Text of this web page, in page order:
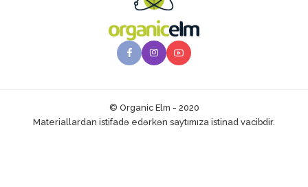
© Organic Elm - 2020
Materiallardan istifadə edərkən saytımıza istinad vacibdir.